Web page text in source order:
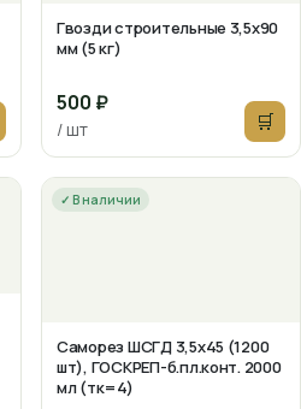
Гвозди строительные 3,5х90
мм (5 кг)
500 ₽
/ шт 🛒
✓ В наличии
Саморез ШСГД 3,5х45 (1200
шт), ГОСКРЕП-б.пл.конт. 2000
мл (тк=4)